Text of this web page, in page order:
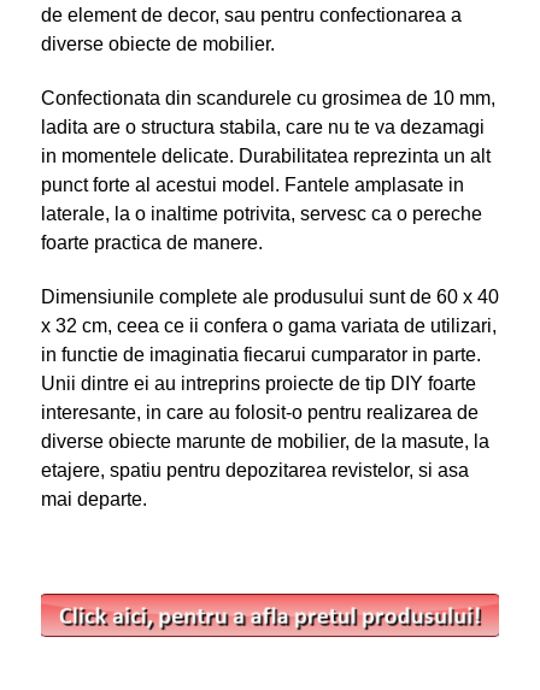
de element de decor, sau pentru confectionarea a
diverse obiecte de mobilier.
Confectionata din scandurele cu grosimea de 10 mm,
ladita are o structura stabila, care nu te va dezamagi
in momentele delicate. Durabilitatea reprezinta un alt
punct forte al acestui model. Fantele amplasate in
laterale, la o inaltime potrivita, servesc ca o pereche
foarte practica de manere.
Dimensiunile complete ale produsului sunt de 60 x 40
x 32 cm, ceea ce ii confera o gama variata de utilizari,
in functie de imaginatia fiecarui cumparator in parte.
Unii dintre ei au intreprins proiecte de tip DIY foarte
interesante, in care au folosit-o pentru realizarea de
diverse obiecte marunte de mobilier, de la masute, la
etajere, spatiu pentru depozitarea revistelor, si asa
mai departe.